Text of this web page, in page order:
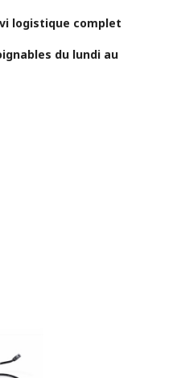
logistique complet
du lundi au